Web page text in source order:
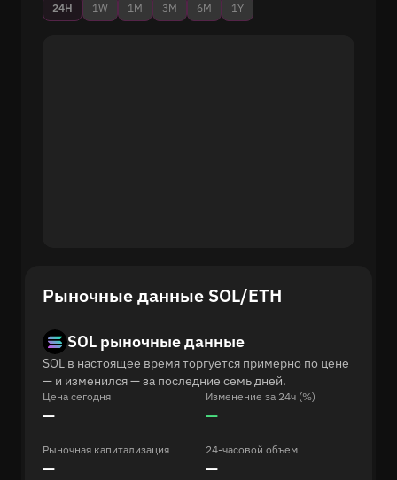
24H 1W 1M 3M 6M 1Y
Рыночные данные SOL/ETH
SOL рыночные данные
SOL в настоящее время торгуется примерно по цене
— и изменился — за последние семь дней.
Цена сегодня
—
Изменение за 24ч (%)
—
Рыночная капитализация
—
24-часовой объем
—